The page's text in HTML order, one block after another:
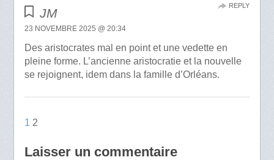
JM
23 NOVEMBRE 2025 @ 20:34
Des aristocrates mal en point et une vedette en
pleine forme. L’ancienne aristocratie et la nouvelle
se rejoignent, idem dans la famille d’Orléans.
REPLY
1 2
Laisser un commentaire